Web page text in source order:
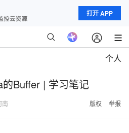
打开 APP
个人
Buffer | 学习笔记
南 版权 举报